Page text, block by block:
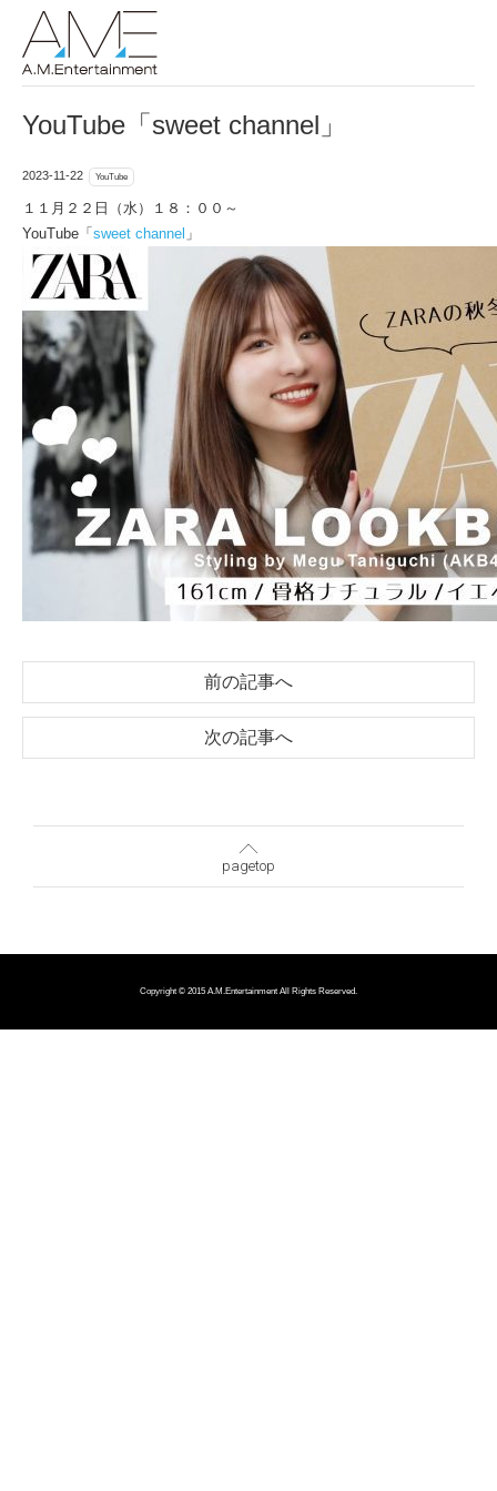
YouTube「sweet channel」
2023-11-22 YouTube
１１月２２日（水）１８：００～
YouTube「 sweet channel 」
前の記事へ
次の記事へ
pagetop
Copyright © 2015 A.M.Entertainment All Rights Reserved.